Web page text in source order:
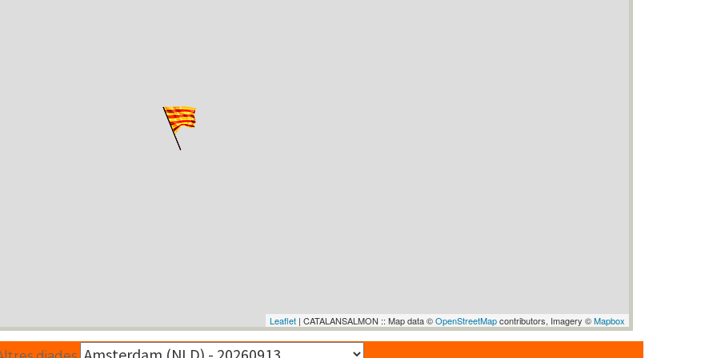
Leaflet | CATALANSALMON :: Map data ©OpenStreetMapcontributors, Imagery ©Mapbox